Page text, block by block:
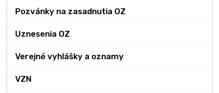
Pozvánky na zasadnutia OZ
Uznesenia OZ
Verejné vyhlášky a oznamy
VZN